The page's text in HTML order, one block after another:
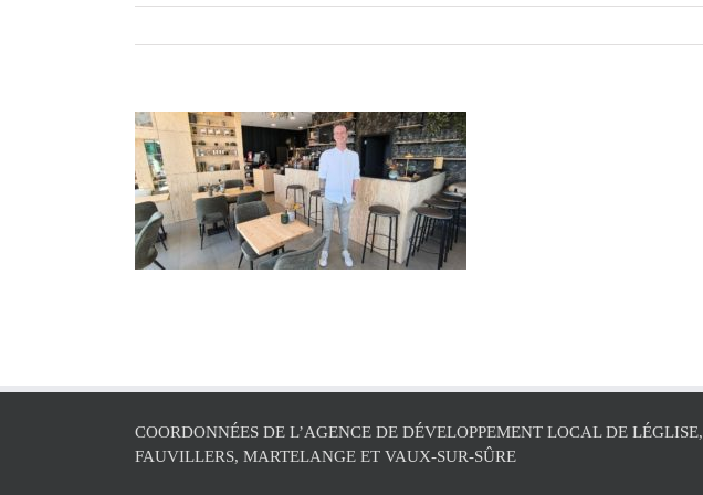
COORDONNÉES DE L’AGENCE DE DÉVELOPPEMENT LOCAL DE LÉGLISE,
FAUVILLERS, MARTELANGE ET VAUX-SUR-SÛRE